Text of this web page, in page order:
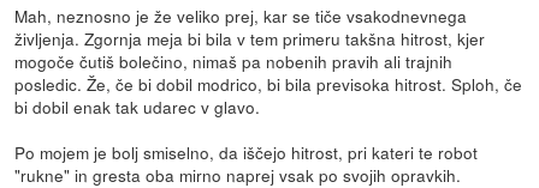
Mah, neznosno je že veliko prej, kar se tiče vsakodnevnega
življenja. Zgornja meja bi bila v tem primeru takšna hitrost, kjer
mogoče čutiš bolečino, nimaš pa nobenih pravih ali trajnih
posledic. Že, če bi dobil modrico, bi bila previsoka hitrost. Sploh, če
bi dobil enak tak udarec v glavo.
Po mojem je bolj smiselno, da iščejo hitrost, pri kateri te robot
"rukne" in gresta oba mirno naprej vsak po svojih opravkih.